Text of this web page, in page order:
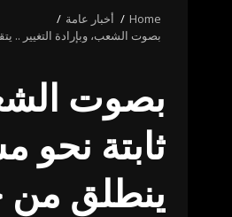
Home
أخبار عامة
بصوت الشعب، وبإرادة التغيير ..
بصوت
ثابتة نحو
ينطلق من